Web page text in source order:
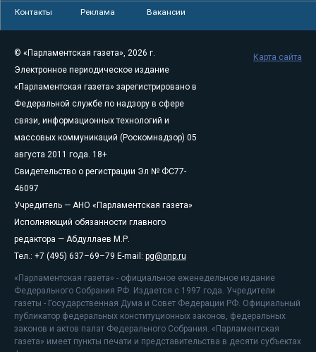
Контакты Реклама Вакансии
© «Парламентская газета», 2026 г.
Электронное периодическое издание
«Парламентская газета» зарегистрировано в
Федеральной службе по надзору в сфере
связи, информационных технологий и
массовых коммуникаций (Роскомнадзор) 05
августа 2011 года. 18+
Свидетельство о регистрации Эл № ФС77-
46097
Учредитель — АНО «Парламентская газета»
Исполняющий обязанности главного
редактора — Абдуллаев М.Р.
Тел.: +7 (495) 637–69–79 E-mail: pg@pnp.ru
«Парламентская газета» - официальное еженедельное издание
Федерального Собрания РФ. Издается с 1997 года. Учредители
газеты - Государственная Дума и Совет Федерации РФ. Официальный
публикатор федеральных конституционных законов, федеральных
законов и актов палат Федерального Собрания. «Парламентская
газета» имеет пункты печати и представительства в десяти субъектах
Карта сайта